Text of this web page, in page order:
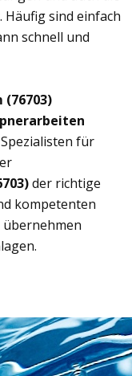
sind einfach
schnell und
für
der richtige
kompetenten
übernehmen